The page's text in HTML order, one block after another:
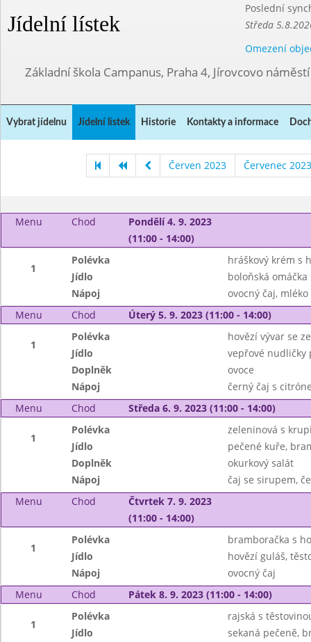
Jídelní lístek
Poslední
Středa
Omezení
Základní škola Campanus, Praha 4, Jírovcovo
Vybrat jídelnu Jídelní lístek Historie Kontakty a informace
Červen 2023 Červenec 2023
Menu Chod
Pondělí 4. 9. 2023
(11:00 - 14:00)
1
Polévka
hráškový krém s
Jídlo
boloňská
Nápoj
ovocný čaj, mléko
Menu
Chod Úterý 5. 9. 2023 (11:00 - 14:00)
1
Polévka
hovězí vývar se
Jídlo
vepřové nudličky
Doplněk
ovoce
Nápoj
černý čaj s
Menu
Chod Středa 6. 9. 2023 (11:00 - 14:00)
1
Polévka
zeleninová s
Jídlo
pečené kuře,
Doplněk
okurkový salát
Nápoj
čaj se sirupem,
Menu
Chod
Čtvrtek 7. 9. 2023
(11:00 - 14:00)
1
Polévka
bramboračka s
Jídlo
hovězí guláš,
Nápoj
ovocný čaj
Menu
Chod Pátek 8. 9. 2023 (11:00 - 14:00)
1
Polévka
rajská s
Jídlo
sekaná pečeně,